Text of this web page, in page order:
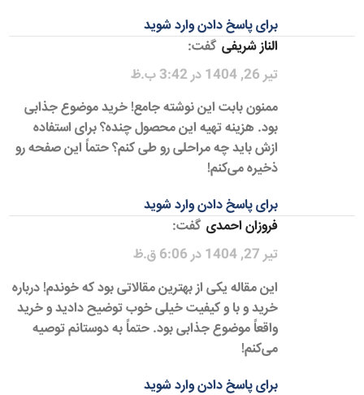
برای پاسخ دادن وارد شوید
الناز شریفی گفت:
تیر 26, 1404 در 3:42 ب.ظ
ممنون بابت این نوشته جامع! خرید موضوع جذابی
بود. هزینه تهیه این محصول چنده؟ برای استفاده
ازش باید چه مراحلی رو طی کنم؟ حتماً این صفحه رو
ذخیره می‌کنم!
برای پاسخ دادن وارد شوید
فروزان احمدی گفت:
تیر 27, 1404 در 6:06 ق.ظ
این مقاله یکی از بهترین مقالاتی بود که خوندم! درباره
خرید و با و کیفیت خیلی خوب توضیح دادید و خرید
واقعاً موضوع جذابی بود. حتماً به دوستانم توصیه
می‌کنم!
برای پاسخ دادن وارد شوید